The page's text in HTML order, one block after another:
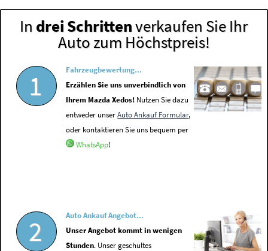
In drei Schrittenverkaufen Sie Ihr
Auto zum Höchstpreis!
1
Fahrzeugbewertung...
Erzählen Sie uns unverbindlich von
Ihrem Mazda Xedos! Nutzen Sie dazu
entweder unserAuto Ankauf Formular,
oder kontaktieren Sie uns bequem per
WhatsApp!
2
Auto Ankauf Angebot...
Unser Angebot kommt in wenigen
Stunden. Unser geschultes